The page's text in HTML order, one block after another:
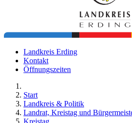
Landkreis Erding
Kontakt
Öffnungszeiten
Start
Landkreis & Politik
Landrat, Kreistag und
Kreistag